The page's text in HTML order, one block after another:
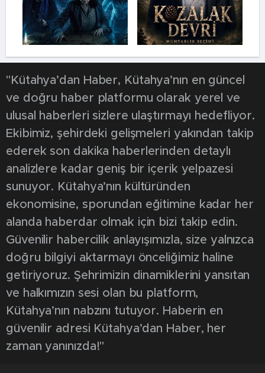
"Kütahya’dan Haber, Kütahya’nın en güncel
ve doğru haber platformu olarak yerel ve
ulusal haberleri sizlere ulaştırmayı hedefliyor.
Ekibimiz, şehirdeki gelişmeleri yakından takip
ederek son dakika haberlerinden detaylı
analizlere kadar geniş bir içerik yelpazesi
sunuyor. Kütahya’nın kültüründen
ekonomisine, sporundan eğitimine kadar her
alanda haberdar olmak için bizi takip edin.
Güvenilir habercilik anlayışımızla, size yalnızca
doğru bilgiyi aktarmayı önceliğimiz haline
getiriyoruz. Şehrimizin dinamiklerini yansıtan
ve halkımızın sesi olan bu platform,
Kütahya’nın nabzını tutuyor. Haberin en
güvenilir adresi Kütahya’dan Haber, her
zaman yanınızda!"